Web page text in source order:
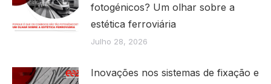
fotogénicos? Um olhar sobre a
estética ferroviária
Julho 28, 2026
Inovações nos sistemas de fixação e